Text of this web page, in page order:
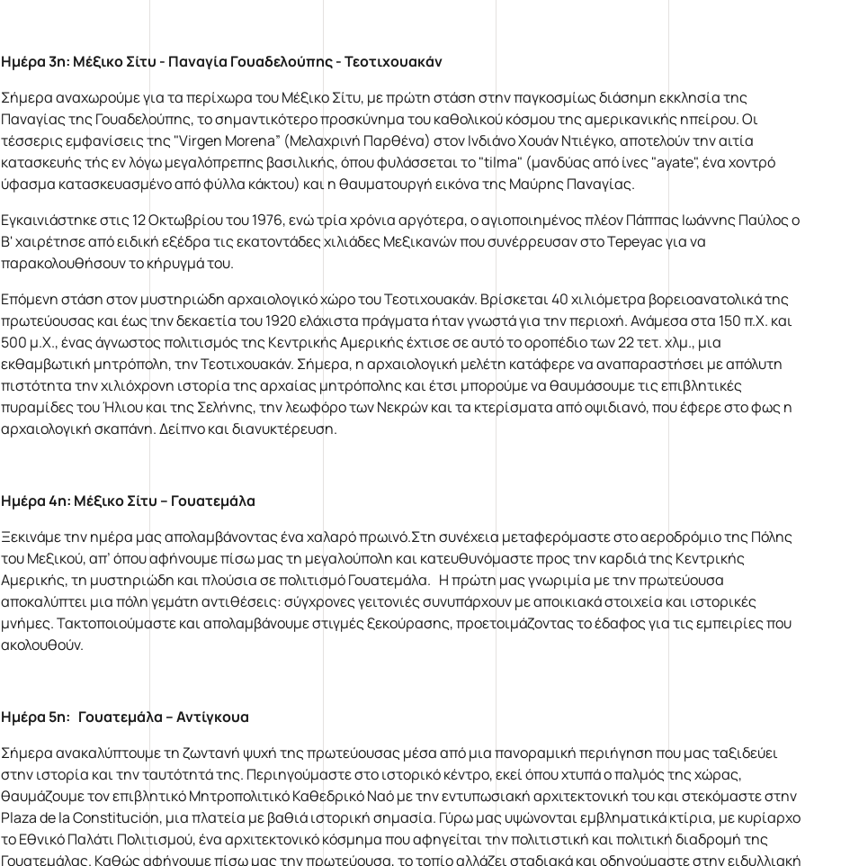
Ημέρα 3η: Μέξικο Σίτυ - Παναγία Γουαδελούπης - Τεοτιχουακάν
Σήμερα αναχωρούμε για τα περίχωρα του Μέξικο Σίτυ, με πρώτη στάση στην παγκοσμίως διάσημη εκκλησία της
Παναγίας της Γουαδελούπης, το σημαντικότερο προσκύνημα του καθολικού κόσμου της αμερικανικής ηπείρου. Οι
τέσσερις εμφανίσεις της "Virgen Morena” (Μελαχρινή Παρθένα) στον Ινδιάνο Χουάν Ντιέγκο, αποτελούν την αιτία
κατασκευής τής εν λόγω μεγαλόπρεπης βασιλικής, όπου φυλάσσεται το "tilma" (μανδύας από ίνες "ayate", ένα χοντρό
ύφασμα κατασκευασμένο από φύλλα κάκτου) και η θαυματουργή εικόνα της Μαύρης Παναγίας.
Εγκαινιάστηκε στις 12 Οκτωβρίου του 1976, ενώ τρία χρόνια αργότερα, ο αγιοποιημένος πλέον Πάππας Ιωάννης Παύλος ο
Β' χαιρέτησε από ειδική εξέδρα τις εκατοντάδες χιλιάδες Μεξικανών που συνέρρευσαν στο Tepeyac για να
παρακολουθήσουν το κήρυγμά του.
Επόμενη στάση στον μυστηριώδη αρχαιολογικό χώρο του Τεοτιχουακάν. Βρίσκεται 40 χιλιόμετρα βορειοανατολικά της
πρωτεύουσας και έως την δεκαετία του 1920 ελάχιστα πράγματα ήταν γνωστά για την περιοχή. Ανάμεσα στα 150 π.Χ. και
500 μ.Χ., ένας άγνωστος πολιτισμός της Κεντρικής Αμερικής έχτισε σε αυτό το οροπέδιο των 22 τετ. χλμ., μια
εκθαμβωτική μητρόπολη, την Τεοτιχουακάν. Σήμερα, η αρχαιολογική μελέτη κατάφερε να αναπαραστήσει με απόλυτη
πιστότητα την χιλιόχρονη ιστορία της αρχαίας μητρόπολης και έτσι μπορούμε να θαυμάσουμε τις επιβλητικές
πυραμίδες του Ήλιου και της Σελήνης, την λεωφόρο των Νεκρών και τα κτερίσματα από οψιδιανό, που έφερε στο φως η
αρχαιολογική σκαπάνη. Δείπνο και διανυκτέρευση.
Ημέρα 4η: Μέξικο Σίτυ – Γουατεμάλα
Ξεκινάμε την ημέρα μας απολαμβάνοντας ένα χαλαρό πρωινό.Στη συνέχεια μεταφερόμαστε στο αεροδρόμιο της Πόλης
του Μεξικού, απ’ όπου αφήνουμε πίσω μας τη μεγαλούπολη και κατευθυνόμαστε προς την καρδιά της Κεντρικής
Αμερικής, τη μυστηριώδη και πλούσια σε πολιτισμό Γουατεμάλα. Η πρώτη μας γνωριμία με την πρωτεύουσα
αποκαλύπτει μια πόλη γεμάτη αντιθέσεις: σύγχρονες γειτονιές συνυπάρχουν με αποικιακά στοιχεία και ιστορικές
μνήμες. Τακτοποιούμαστε και απολαμβάνουμε στιγμές ξεκούρασης, προετοιμάζοντας το έδαφος για τις εμπειρίες που
ακολουθούν.
Ημέρα 5η: Γουατεμάλα – Αντίγκουα
Σήμερα ανακαλύπτουμε τη ζωντανή ψυχή της πρωτεύουσας μέσα από μια πανοραμική περιήγηση που μας ταξιδεύει
στην ιστορία και την ταυτότητά της. Περιηγούμαστε στο ιστορικό κέντρο, εκεί όπου χτυπά ο παλμός της χώρας,
θαυμάζουμε τον επιβλητικό Μητροπολιτικό Καθεδρικό Ναό με την εντυπωσιακή αρχιτεκτονική του και στεκόμαστε στην
Plaza de la Constitución, μια πλατεία με βαθιά ιστορική σημασία. Γύρω μας υψώνονται εμβληματικά κτίρια, με κυρίαρχο
το Εθνικό Παλάτι Πολιτισμού, ένα αρχιτεκτονικό κόσμημα που αφηγείται την πολιτιστική και πολιτική διαδρομή της
Γουατεμάλας. Καθώς αφήνουμε πίσω μας την πρωτεύουσα, το τοπίο αλλάζει σταδιακά και οδηγούμαστε στην ειδυλλιακή